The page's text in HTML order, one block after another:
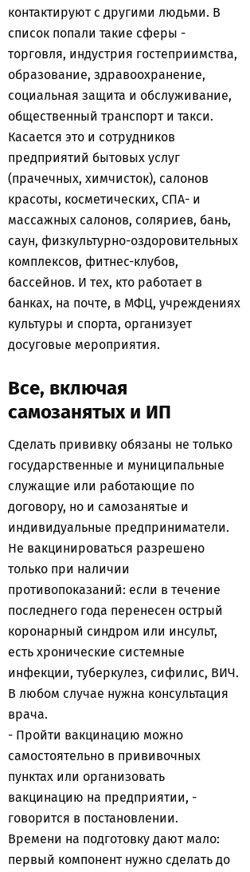
контактируют с другими людьми. В
список попали такие сферы -
торговля, индустрия гостеприимства,
образование, здравоохранение,
социальная защита и обслуживание,
общественный транспорт и такси.
Касается это и сотрудников
предприятий бытовых услуг
(прачечных, химчисток), салонов
красоты, косметических, СПА- и
массажных салонов, соляриев, бань,
саун, физкультурно-оздоровительных
комплексов, фитнес-клубов,
бассейнов. И тех, кто работает в
банках, на почте, в МФЦ, учреждениях
культуры и спорта, организует
досуговые мероприятия.
Все, включая
самозанятых и ИП
Сделать прививку обязаны не только
государственные и муниципальные
служащие или работающие по
договору, но и самозанятые и
индивидуальные предприниматели.
Не вакцинироваться разрешено
только при наличии
противопоказаний: если в течение
последнего года перенесен острый
коронарный синдром или инсульт,
есть хронические системные
инфекции, туберкулез, сифилис, ВИЧ.
В любом случае нужна консультация
врача.
- Пройти вакцинацию можно
самостоятельно в прививочных
пунктах или организовать
вакцинацию на предприятии, -
говорится в постановлении.
Времени на подготовку дают мало:
первый компонент нужно сделать до